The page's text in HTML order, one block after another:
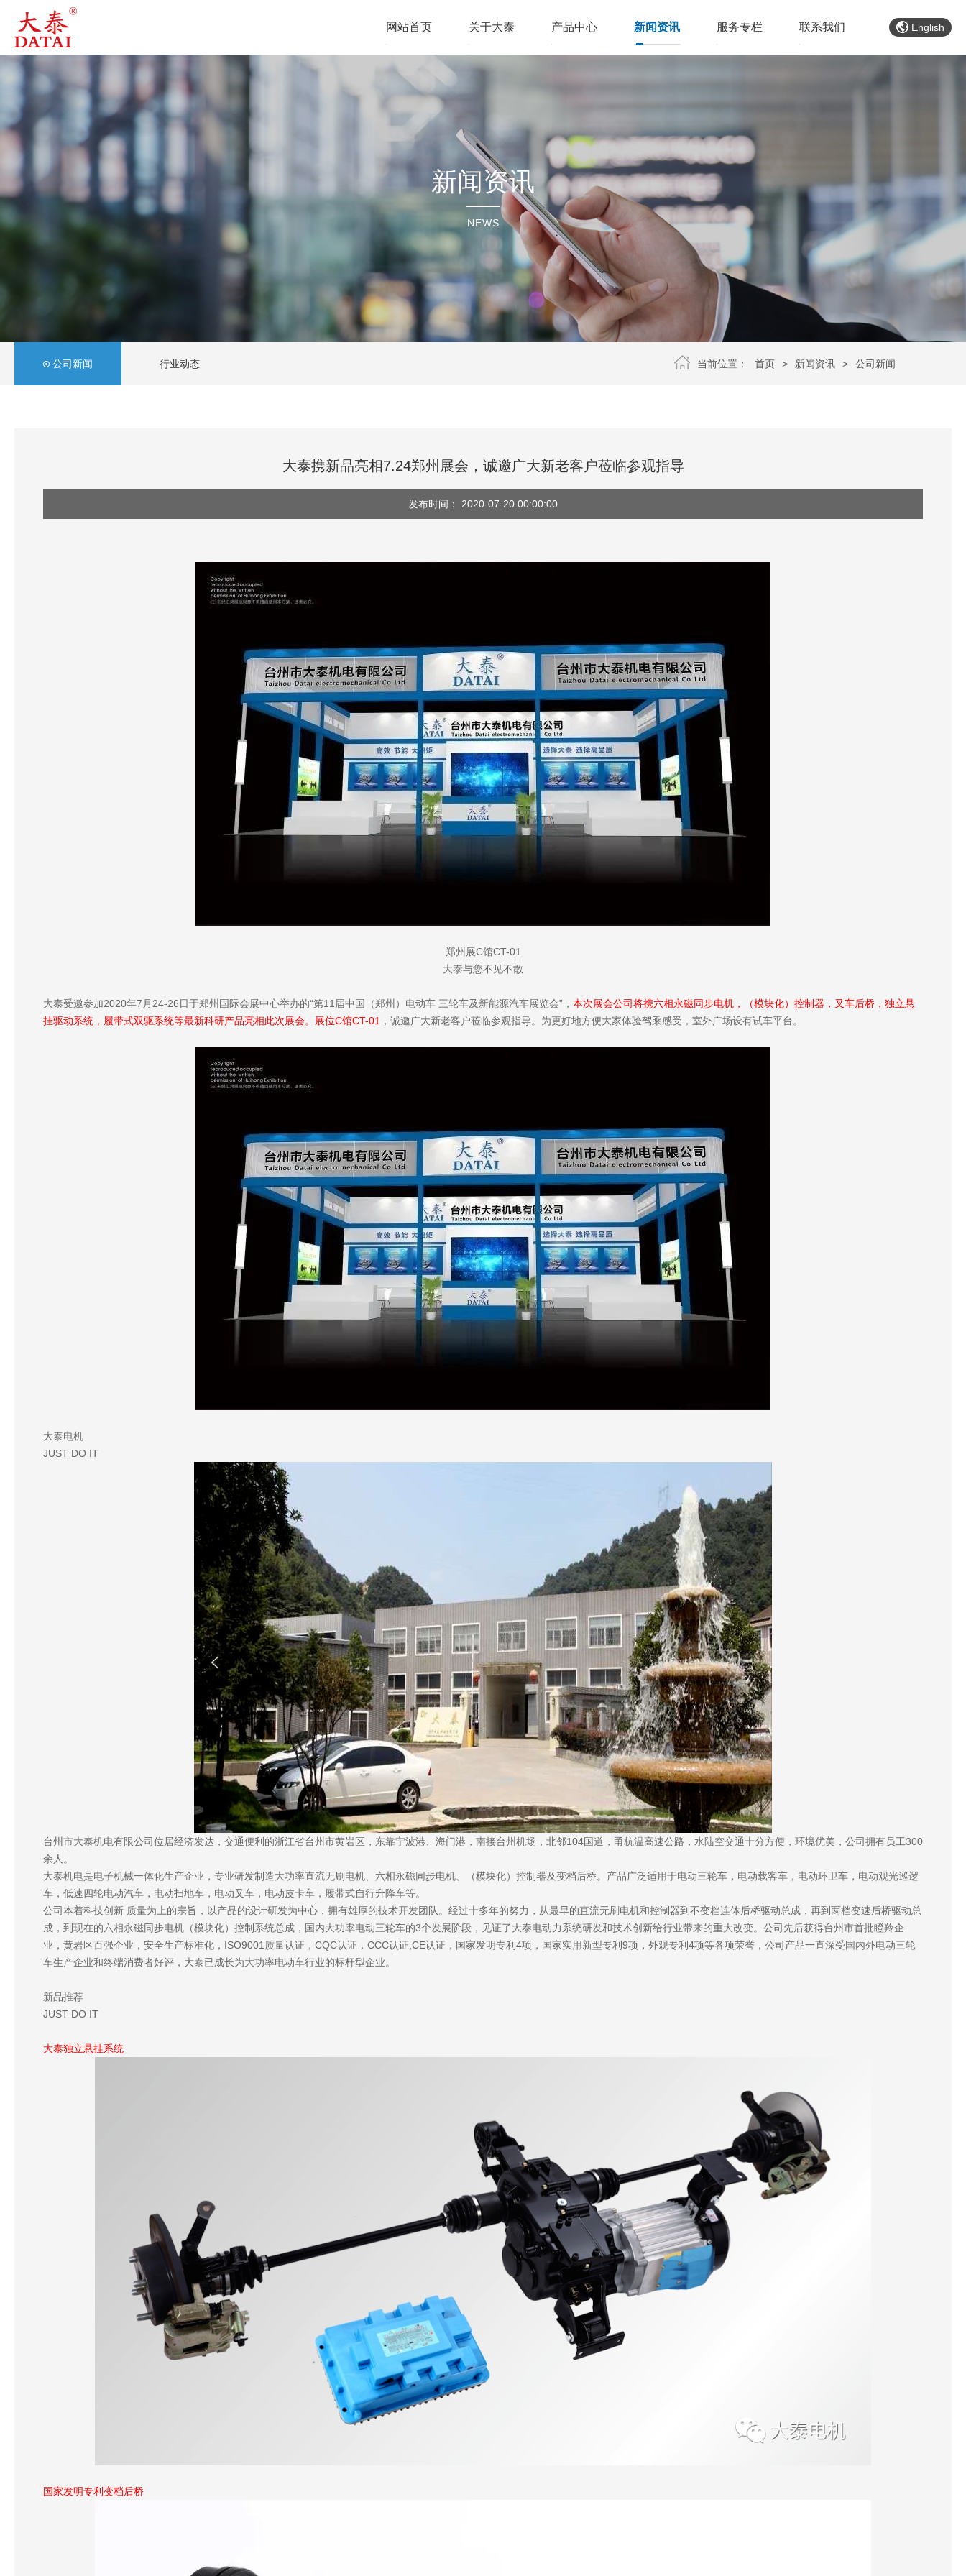
网站首页 关于大泰 产品中心 新闻资讯 服务专栏 联系我们 English
新闻资讯
NEWS
公司新闻 行业动态 当前位置： 首页 > 新闻资讯 > 公司新闻
大泰携新品亮相7.24郑州展会，诚邀广大新老客户莅临参观指导
发布时间： 2020-07-20 00:00:00
郑州展C馆CT-01
大泰与您不见不散
大泰受邀参加2020年7月24-26日于郑州国际会展中心举办的“第11届中国（郑州）电动车 三轮车及新能源汽车展览会”， 本次展会公司将携六相永磁同步电机，（模块化）控制器，叉车后桥，独立悬
挂驱动系统，履带式双驱系统等最新科研产品亮相此次展会。展位C馆CT-01 ，诚邀广大新老客户莅临参观指导。为更好地方便大家体验驾乘感受，室外广场设有试车平台。
大泰电机
JUST DO IT
台州市大泰机电有限公司位居经济发达，交通便利的浙江省台州市黄岩区，东靠宁波港、海门港，南接台州机场，北邻104国道，甬杭温高速公路，水陆空交通十分方便，环境优美，公司拥有员工300
余人。
大泰机电是电子机械一体化生产企业，专业研发制造大功率直流无刷电机、六相永磁同步电机、（模块化）控制器及变档后桥。产品广泛适用于电动三轮车，电动载客车，电动环卫车，电动观光巡逻
车，低速四轮电动汽车，电动扫地车，电动叉车，电动皮卡车，履带式自行升降车等。
公司本着科技创新 质量为上的宗旨，以产品的设计研发为中心，拥有雄厚的技术开发团队。经过十多年的努力，从最早的直流无刷电机和控制器到不变档连体后桥驱动总成，再到两档变速后桥驱动总
成，到现在的六相永磁同步电机（模块化）控制系统总成，国内大功率电动三轮车的3个发展阶段，见证了大泰电动力系统研发和技术创新给行业带来的重大改变。公司先后获得台州市首批瞪羚企
业，黄岩区百强企业，安全生产标准化，ISO9001质量认证，CQC认证，CCC认证,CE认证，国家发明专利4项，国家实用新型专利9项，外观专利4项等各项荣誉，公司产品一直深受国内外电动三轮
车生产企业和终端消费者好评，大泰已成长为大功率电动车行业的标杆型企业。
新品推荐
JUST DO IT
大泰独立悬挂系统
国家发明专利变档后桥